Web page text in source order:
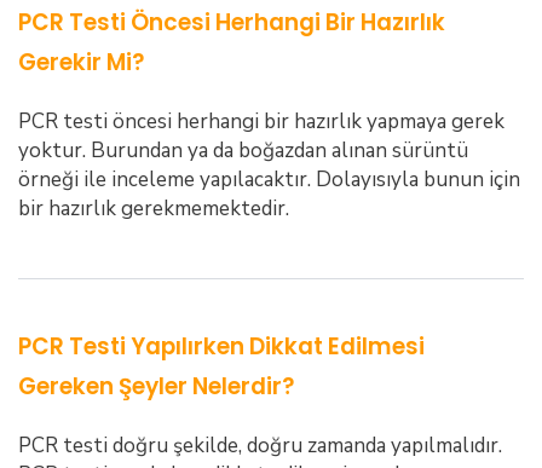
PCR Testi Öncesi Herhangi Bir Hazırlık
Gerekir Mi?
PCR testi öncesi herhangi bir hazırlık yapmaya gerek
yoktur. Burundan ya da boğazdan alınan sürüntü
örneği ile inceleme yapılacaktır. Dolayısıyla bunun için
bir hazırlık gerekmemektedir.
PCR Testi Yapılırken Dikkat Edilmesi
Gereken Şeyler Nelerdir?
PCR testi doğru şekilde, doğru zamanda yapılmalıdır.